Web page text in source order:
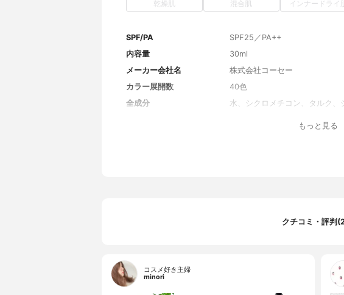
乾燥肌 混合肌 インナードライ
SPF/PA
SPF25／PA++
内容量
30ml
メーカー会社名
株式会社コーセー
カラー展開数
40色
全成分
水、シクロメチコン、タルク
ソノナン酸イソトリデシル、
カン酸アスコルビル、トコフ
ジフェニルシロキシフェニル
もっと見る
クチコミ・評判
コスメ好き主婦
minori